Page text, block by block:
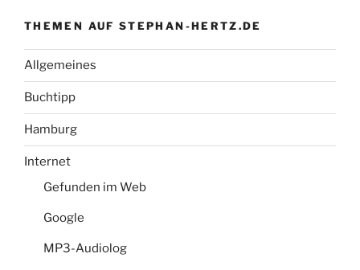
THEMEN AUF STEPHAN-HERTZ.DE
Allgemeines
Buchtipp
Hamburg
Internet
Gefunden im Web
Google
MP3-Audiolog